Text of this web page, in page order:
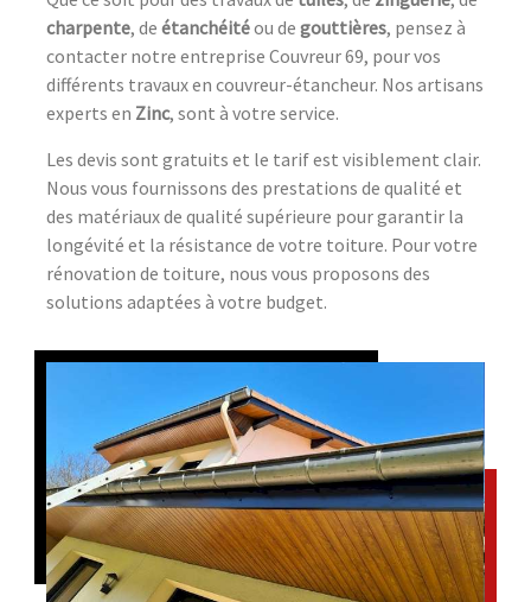
charpente, de étanchéitéou de gouttières, pensez à
contacter notre entreprise Couvreur 69, pour vos
différents travaux en couvreur-étancheur. Nos artisans
experts en Zinc, sont à votre service.
Les devis sont gratuits et le tarif est visiblement clair.
Nous vous fournissons des prestations de qualité et
des matériaux de qualité supérieure pour garantir la
longévité et la résistance de votre toiture. Pour votre
rénovation de toiture, nous vous proposons des
solutions adaptées à votre budget.